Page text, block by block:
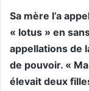
Sa mère l’a
« lotus » en
appellations de
de pouvoir. «
élevait deux